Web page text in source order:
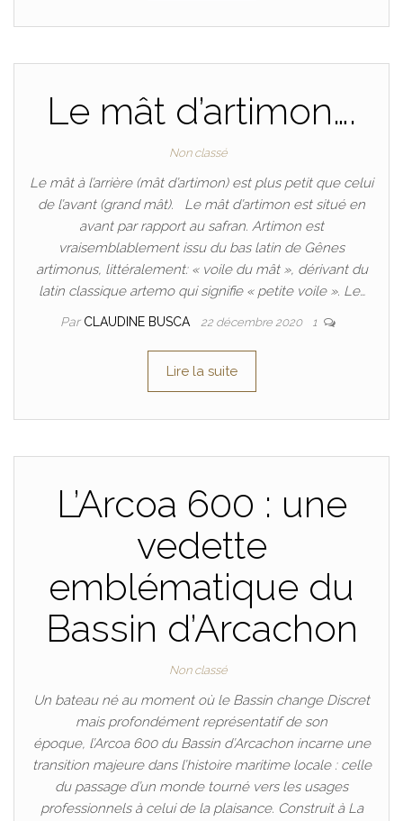
Le mât d’artimon….
Non classé
Le mât à l’arrière (mât d’artimon) est plus petit que celui
de l’avant (grand mât). Le mât d’artimon est situé en
avant par rapport au safran. Artimon est
vraisemblablement issu du bas latin de Gênes
artimonus, littéralement: « voile du mât », dérivant du
latin classique artemo qui signifie « petite voile ». Le…
Par CLAUDINE BUSCA 22 décembre 2020 1
Lire la suite
L’Arcoa 600 : une
vedette
emblématique du
Bassin d’Arcachon
Non classé
Un bateau né au moment où le Bassin change Discret
mais profondément représentatif de son
époque, l’Arcoa 600 du Bassin d’Arcachon incarne une
transition majeure dans l’histoire maritime locale : celle
du passage d’un monde tourné vers les usages
professionnels à celui de la plaisance. Construit à La